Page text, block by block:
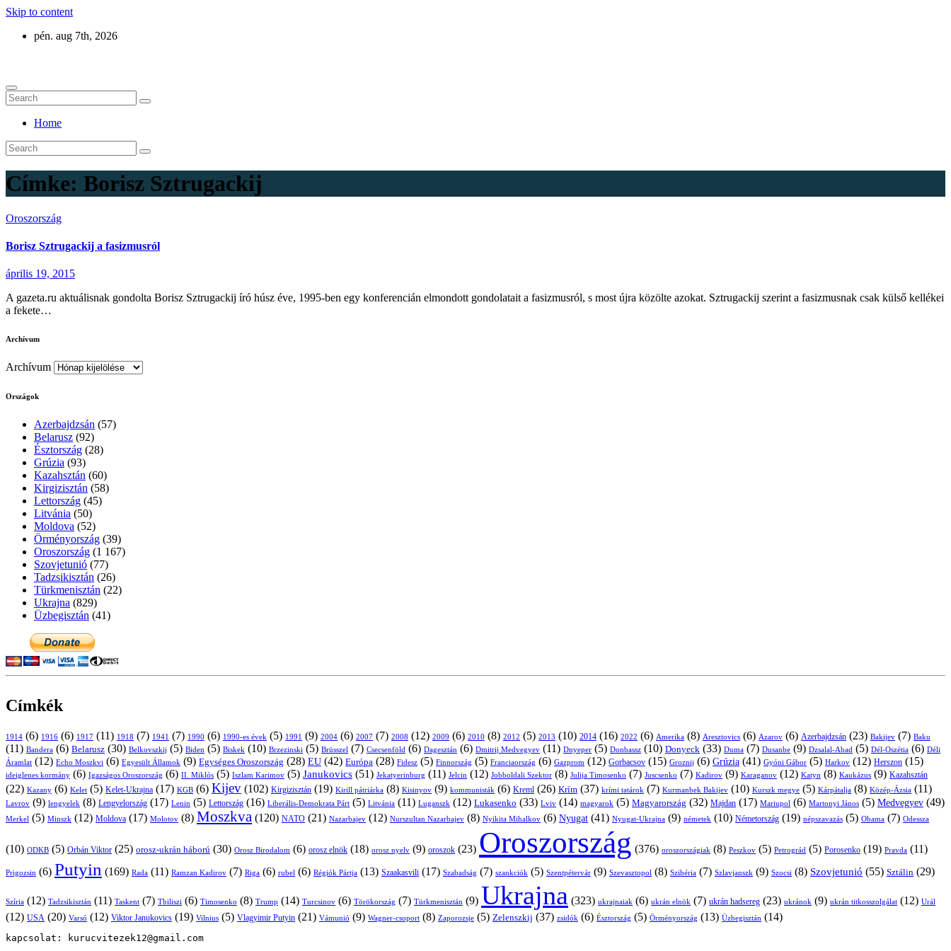
Skip to content
pén. aug 7th, 2026
Home
Címke: Borisz Sztrugackij
Oroszország
Borisz Sztrugackij a fasizmusról
április 19, 2015
A gazeta.ru aktuálisnak gondolta Borisz Sztrugackij író húsz éve, 1995-ben egy konferencián elmondott gondolatait a fasizmusról, s most újra közölte azokat. Sztrugackij szerint a fasizmusnak csak külső kellékei
a fekete…
Archívum
Archívum
Országok
Azerbajdzsán (57)
Belarusz (92)
Észtország (28)
Grúzia (93)
Kazahsztán (60)
Kirgizisztán (58)
Lettország (45)
Litvánia (50)
Moldova (52)
Örményország (39)
Oroszország (1 167)
Szovjetunió (77)
Tadzsikisztán (26)
Türkmenisztán (22)
Ukrajna (829)
Üzbegisztán (41)
Címkék
1914 (6) 1916 (6) 1917 (11) 1918 (7) 1941 (7) 1990 (6) 1990-es évek (5) 1991 (9) 2004 (6) 2007 (7) 2008 (12) 2009 (6) 2010 (8) 2012 (5) 2013 (10) 2014 (16) 2022 (6) Amerika (8) Aresztovics (6) Azarov (6) Azerbajdzsán (23) Bakijev (7) Baku
(11) Bandera (6) Belarusz (30) Belkovszkij (5) Biden (5) Biskek (10) Brzezinski (5) Brüsszel (7) Csecsenföld (6) Dagesztán (6) Dmitrij Medvegyev (11) Dnyeper (5) Donbassz (10) Donyeck (33) Duma (7) Dusanbe (9) Dzsalal-Abad (5) Dél-Oszétia (6) Déli
Áramlat (12) Echo Moszkvi (6) Egyesült Államok (9) Egységes Oroszország (28) EU (42) Európa (28) Fidesz (5) Finnország (5) Franciaország (6) Gazprom (12) Gorbacsov (15) Groznij (6) Grúzia (41) Gyóni Gábor (5) Harkov (12) Herszon (15)
ideiglenes kormány (6) Igazságos Oroszország (6) II. Miklós (5) Iszlam Karimov (5) Janukovics (51) Jekatyerinburg (11) Jelcin (12) Jobboldali Szektor (8) Julija Timosenko (7) Juscsenko (7) Kadirov (9) Karaganov (12) Katyn (8) Kaukázus (9) Kazahsztán
(22) Kazany (6) Kelet (5) Kelet-Ukrajna (17) KGB (6) Kijev (102) Kirgizisztán (19) Kirill pátriárka (8) Kisinyov (9) kommunisták (6) Kreml (26) Krím (37) krími tatárok (7) Kurmanbek Bakijev (10) Kurszk megye (5) Kárpátalja (8) Közép-Ázsia (11)
Lavrov (9) lengyelek (8) Lengyelország (17) Lenin (5) Lettország (16) Liberális-Demokrata Párt (5) Litvánia (11) Luganszk (12) Lukasenko (33) Lviv (14) magyarok (5) Magyarország (32) Majdan (17) Mariupol (6) Martonyi János (5) Medvegyev (49)
Merkel (5) Minszk (12) Moldova (17) Molotov (8) Moszkva (120) NATO (21) Nazarbajev (12) Nurszultan Nazarbajev (8) Nyikita Mihalkov (6) Nyugat (41) Nyugat-Ukrajna (9) németek (10) Németország (19) népszavazás (5) Obama (7) Odessza
(10) ODKB (5) Orbán Viktor (25) orosz-ukrán háború (30) Orosz Birodalom (6) orosz elnök (18) orosz nyelv (9) oroszok (23) Oroszország (376) oroszországiak (8) Peszkov (5) Petrográd (5) Porosenko (19) Pravda (11)
Prigozsin (6) Putyin (169) Rada (11) Ramzan Kadirov (7) Riga (6) rubel (6) Régiók Pártja (13) Szaakasvili (17) Szabadság (7) szankciók (5) Szentpétervár (9) Szevasztopol (8) Szibéria (7) Szlavjanszk (9) Szocsi (8) Szovjetunió (55) Sztálin (29)
Szíria (12) Tadzsikisztán (11) Taskent (7) Tbiliszi (6) Timosenko (8) Trump (14) Turcsinov (6) Törökország (7) Türkmenisztán (9) Ukrajna (323) ukrajnaiak (6) ukrán elnök (7) ukrán hadsereg (23) ukránok (9) ukrán titkosszolgálat (12) Urál
(12) USA (20) Varsó (12) Viktor Janukovics (19) Vilnius (5) Vlagyimir Putyin (21) Vámunió (9) Wagner-csoport (8) Zaporozsje (5) Zelenszkij (37) zsidók (6) Észtország (5) Örményország (13) Üzbegisztán (14)
kapcsolat: kurucvitezek12@gmail.com